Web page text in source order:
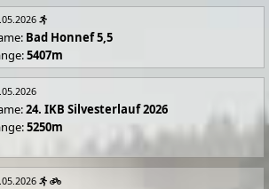
Bad Honnef 5,5
5407m
24. IKB Silvesterlauf 2026
5250m